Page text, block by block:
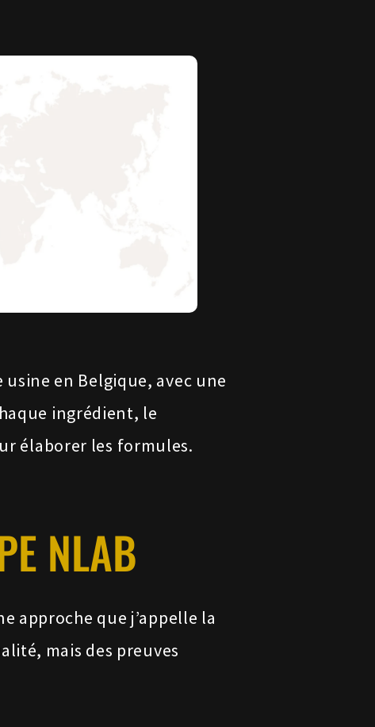
en Belgique, avec une
ingrédient, le
élaborer les formules.
NLAB
approche que j’appelle la
mais des preuves